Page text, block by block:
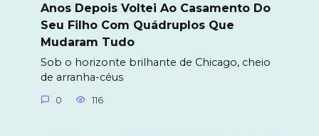
Anos Depois Voltei Ao Casamento Do
Seu Filho Com Quádruplos Que
Mudaram Tudo
Sob o horizonte brilhante de Chicago, cheio
de arranha-céus
0 116